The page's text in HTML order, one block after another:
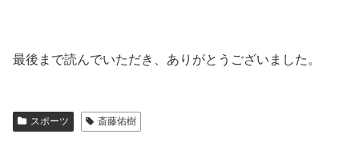
最後まで読んでいただき、ありがとうございました。
スポーツ 斎藤佑樹